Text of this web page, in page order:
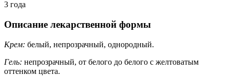
3 года
Описание лекарственной формы
Крем: белый, непрозрачный, однородный.
Гель: непрозрачный, от белого до белого с желтоватым
оттенком цвета.